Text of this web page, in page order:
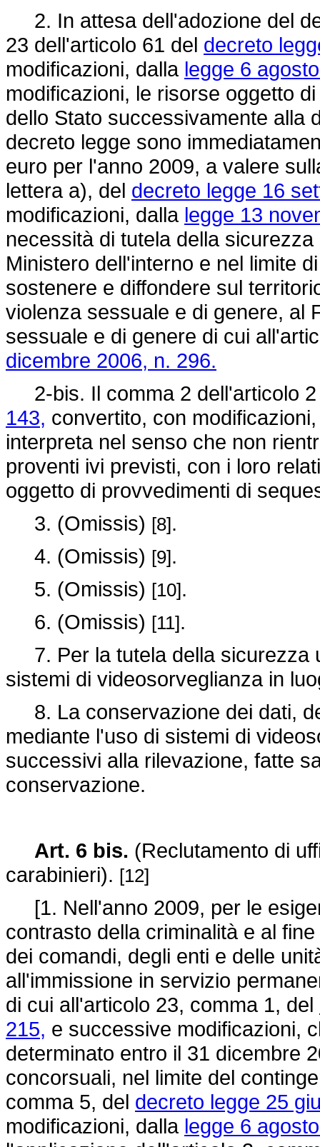
2. In attesa dell'adozione del
23 dell'articolo 61 del decreto
modificazioni, dalla legge 6
modificazioni, le risorse oggetto
dello Stato successivamente alla
decreto legge sono
euro per l'anno 2009, a valere
lettera a), del decreto legge 16
modificazioni, dalla legge 13
necessità di tutela della
Ministero dell'interno e nel limite
sostenere e diffondere sul
violenza sessuale e di genere, al
sessuale e di genere di cui
dicembre 2006, n. 296.
2-bis. Il comma 2 dell'articolo
143, convertito, con
interpreta nel senso che non
proventi ivi previsti, con i loro
oggetto di provvedimenti di
3. (Omissis) [8].
4. (Omissis) [9].
5. (Omissis) [10].
6. (Omissis) [11].
7. Per la tutela della sicurezza
sistemi di videosorveglianza in
8. La conservazione dei dati,
mediante l'uso di sistemi di
successivi alla rilevazione, fatte
conservazione.
Art. 6 bis. (Reclutamento di
carabinieri). [12]
[1. Nell'anno 2009, per le
contrasto della criminalità e al
dei comandi, degli enti e delle
all'immissione in servizio
di cui all'articolo 23, comma 1, del
215, e successive modificazioni,
determinato entro il 31 dicembre
concorsuali, nel limite del
comma 5, del decreto legge 25
modificazioni, dalla legge 6